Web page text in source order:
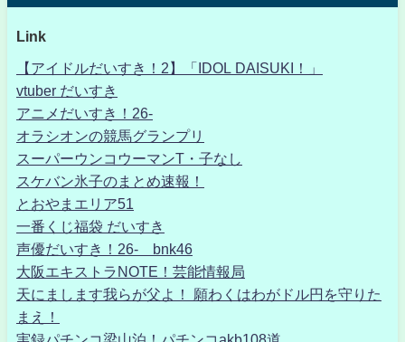
Link
【アイドルだいすき！2】「IDOL DAISUKI！」
vtuber だいすき
アニメだいすき！26-
オラシオンの競馬グランプリ
スーパーウンコウーマンT・子なし
スケバン氷子のまとめ速報！
とおやまエリア51
一番くじ福袋 だいすき
声優だいすき！26- bnk46
大阪エキストラNOTE！芸能情報局
天にまします我らが父よ！ 願わくはわがドル円を守りた
まえ！